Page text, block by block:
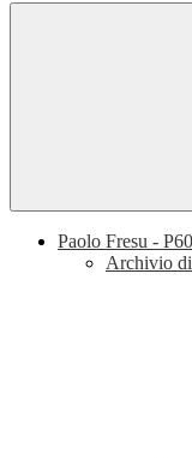
Paolo Fresu -
Archivio